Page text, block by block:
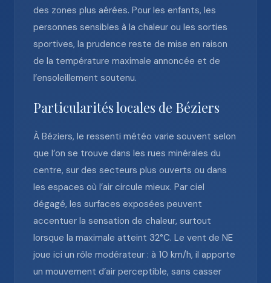
des zones plus aérées. Pour les enfants, les
personnes sensibles à la chaleur ou les sorties
sportives, la prudence reste de mise en raison
de la température maximale annoncée et de
l’ensoleillement soutenu.
Particularités locales de Béziers
À Béziers, le ressenti météo varie souvent selon
que l’on se trouve dans les rues minérales du
centre, sur des secteurs plus ouverts ou dans
les espaces où l’air circule mieux. Par ciel
dégagé, les surfaces exposées peuvent
accentuer la sensation de chaleur, surtout
lorsque la maximale atteint 32°C. Le vent de NE
joue ici un rôle modérateur : à 10 km/h, il apporte
un mouvement d’air perceptible, sans casser